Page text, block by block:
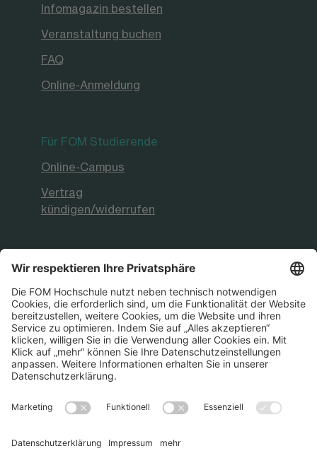
Infomagazin bestellen
Veranstaltung buchen
FAQ
Online-Anmeldung
Für FOM Studierende
Online-Campus
Vertrag
kündigen/widerrufen
FOM Hochschule
Aktuelles & Presse
FOM International
FOM German-Sino School
Die FOM Hochschule ist akkreditiert sowie
staatlich und international anerkannt